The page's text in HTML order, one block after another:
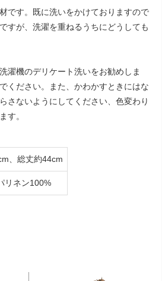
です。既に洗いをかけておりますので
すが、洗濯を重ねるうちにどうしても
濯機のデリケート洗いをお勧めしま
ください。また、かわかすときにはな
さないようにしてください、色変わり
す。
、総丈約44cm
リネン100%